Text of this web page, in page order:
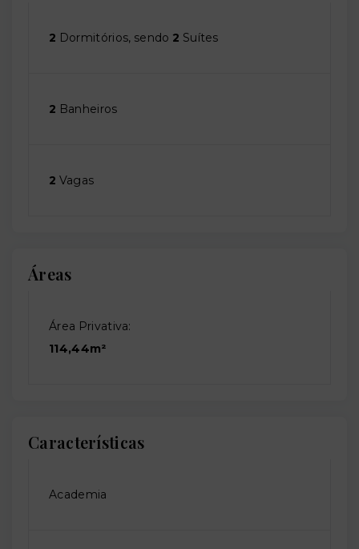
2 Dormitórios, sendo 2 Suítes
2 Banheiros
2 Vagas
Áreas
Área Privativa:
114,44m²
Características
Academia